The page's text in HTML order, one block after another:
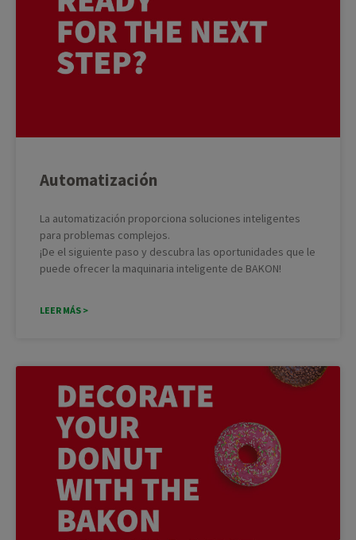
Automatización
La automatización proporciona soluciones inteligentes
para problemas complejos.
¡De el siguiente paso y descubra las oportunidades que le
puede ofrecer la maquinaria inteligente de BAKON!
LEER MÁS >